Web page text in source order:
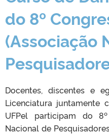
do 8º
(Associação
Docentes, discentes e
Licenciatura juntamente
UFPel participam do
Nacional de